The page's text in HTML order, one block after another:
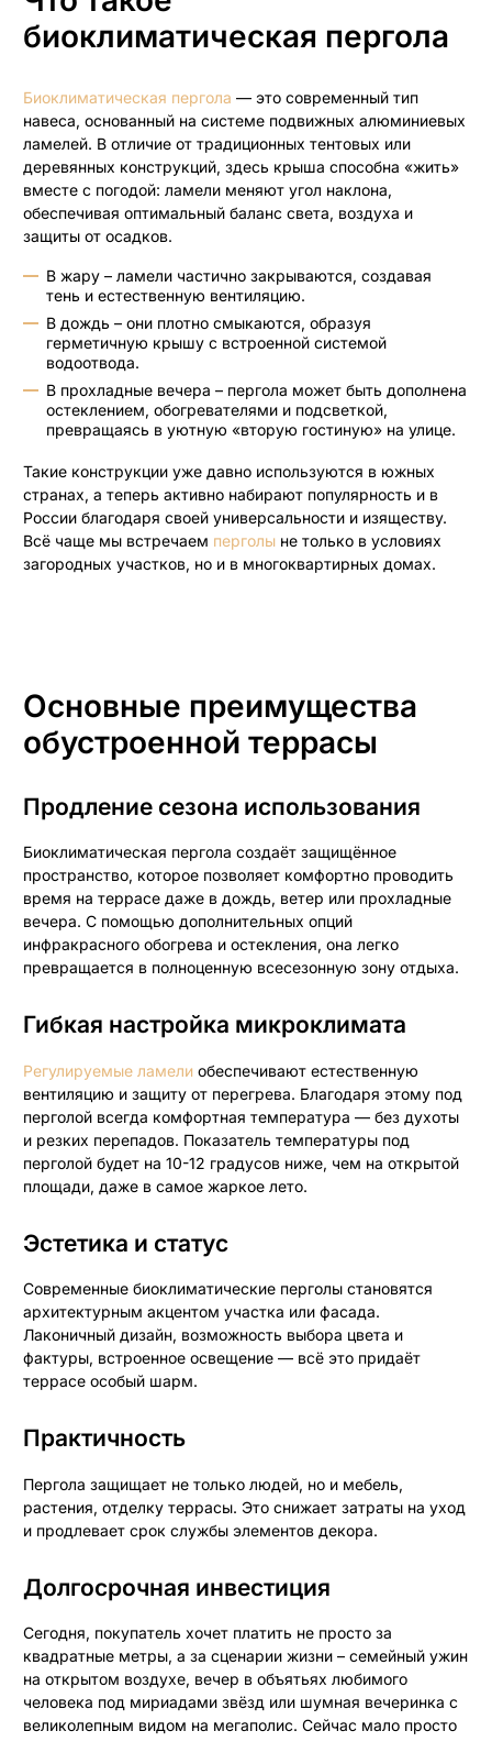
Витринные маркизы
Выдвижные маркизы
Вертикальные маркизы
Кассетные маркизы
биоклиматическая пергола
Биоклиматическая пергола — это современный тип
навеса, основанный на системе подвижных алюминиевых
ламелей. В отличие от традиционных тентовых или
деревянных конструкций, здесь крыша способна «жить»
вместе с погодой: ламели меняют угол наклона,
обеспечивая оптимальный баланс света, воздуха и
защиты от осадков.
В жару – ламели частично закрываются, создавая
тень и естественную вентиляцию.
В дождь – они плотно смыкаются, образуя
герметичную крышу с встроенной системой
водоотвода.
В прохладные вечера – пергола может быть дополнена
остеклением, обогревателями и подсветкой,
превращаясь в уютную «вторую гостиную» на улице.
Такие конструкции уже давно используются в южных
странах, а теперь активно набирают популярность и в
России благодаря своей универсальности и изяществу.
Всё чаще мы встречаем перголы не только в условиях
загородных участков, но и в многоквартирных домах.
Основные преимущества
обустроенной террасы
Продление сезона использования
Биоклиматическая пергола создаёт защищённое
пространство, которое позволяет комфортно проводить
время на террасе даже в дождь, ветер или прохладные
вечера. С помощью дополнительных опций
инфракрасного обогрева и остекления, она легко
превращается в полноценную всесезонную зону отдыха.
Гибкая настройка микроклимата
Регулируемые ламели обеспечивают естественную
вентиляцию и защиту от перегрева. Благодаря этому под
перголой всегда комфортная температура — без духоты
и резких перепадов. Показатель температуры под
перголой будет на 10-12 градусов ниже, чем на открытой
площади, даже в самое жаркое лето.
Эстетика и статус
Современные биоклиматические перголы становятся
архитектурным акцентом участка или фасада.
Лаконичный дизайн, возможность выбора цвета и
фактуры, встроенное освещение — всё это придаёт
террасе особый шарм.
Практичность
Пергола защищает не только людей, но и мебель,
растения, отделку террасы. Это снижает затраты на уход
и продлевает срок службы элементов декора.
Долгосрочная инвестиция
Сегодня, покупатель хочет платить не просто за
квадратные метры, а за сценарии жизни – семейный ужин
на открытом воздухе, вечер в объятьях любимого
человека под мириадами звёзд или шумная вечеринка с
великолепным видом на мегаполис. Сейчас мало просто